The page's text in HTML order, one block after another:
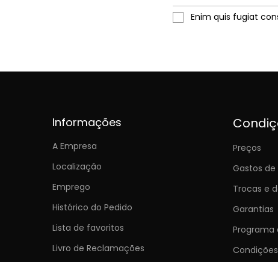
Enim quis fugiat
Informações
A Empresa
Localização
Emprego
Histórico do Pedido
Lista de favoritos
Livro de Reclamações
Preços
Gastos de
Trocas e
Garantias
Programa